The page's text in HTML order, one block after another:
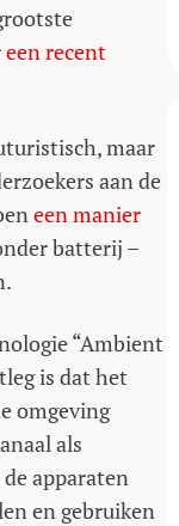
een recent
maar
aan de
een manier
batterij –
“Ambient
is dat het
omgeving
als
apparaten
en gebruiken